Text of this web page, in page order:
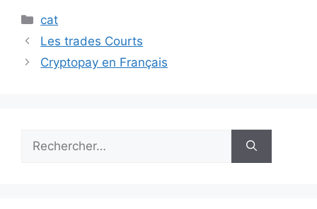
Catégories
cat
Les trades Courts
Cryptopay en Français
Rechercher :